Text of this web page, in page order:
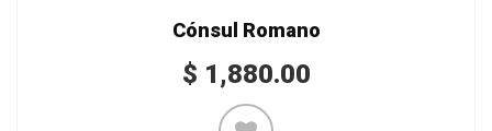
Cónsul Romano
$ 1,880.00